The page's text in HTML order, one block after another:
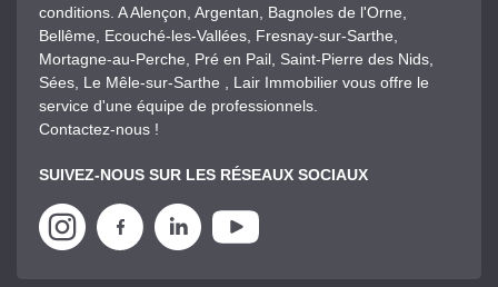
conditions. A Alençon, Argentan, Bagnoles de l'Orne,
Bellême, Ecouché-les-Vallées, Fresnay-sur-Sarthe,
Mortagne-au-Perche, Pré en Pail, Saint-Pierre des Nids,
Sées, Le Mêle-sur-Sarthe , Lair Immobilier vous offre le
service d'une équipe de professionnels.
Contactez-nous !
SUIVEZ-NOUS SUR LES RÉSEAUX SOCIAUX